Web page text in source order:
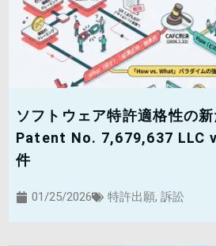
ソフトウェア特許適格性の
Patent No. 7,679,637 LLC
件
01/25/2026 特許出願, 訴訟